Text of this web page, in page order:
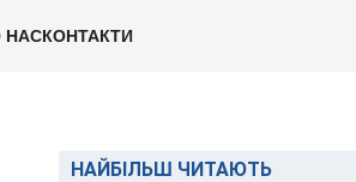
НАСКОНТАКТИ
НАЙБІЛЬШ ЧИТАЮТЬ